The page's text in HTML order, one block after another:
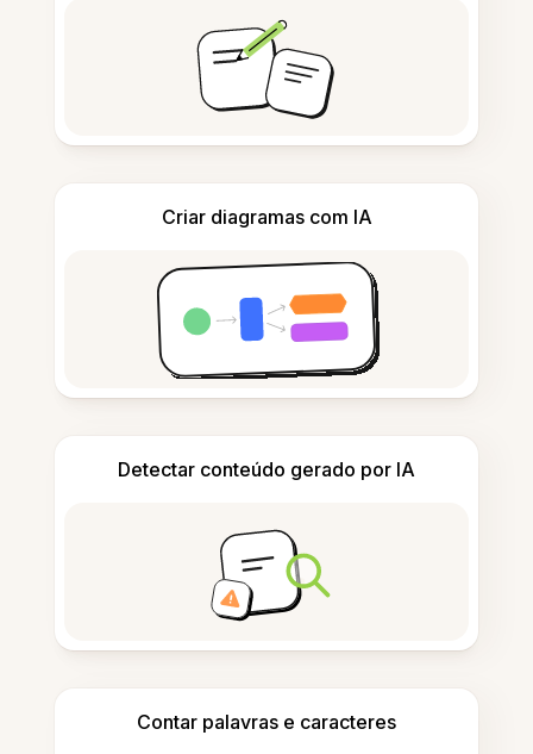
Criar diagramas com IA
Detectar conteúdo gerado por IA
Contar palavras e caracteres